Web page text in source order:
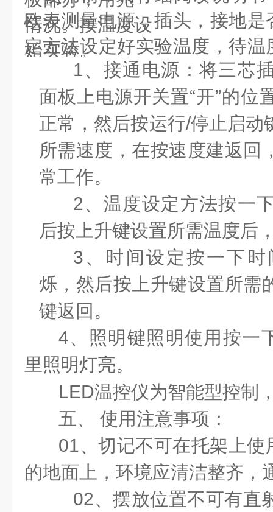
欧表测量电源，插头，接地
情况。按温度设
定方法设定好实验温度，待
始实验。
1、 接通电源：将三芯
面板上电源开关置“开”的位
正常，然后按运行/停止启动
所需速度，在按速度建返回
常工作。
2、温度设定方法按一
后按上升键设置所需温度后
3 、时间设定按一下
烁，然后按上升键设置所需
键返回。
4、照明键照明使用按一
里照明灯亮。
LED温控仪为智能型控制
五、 使用注意事项：
01、切记不可在托架上使
的地面上，环境应清洁整齐，
02、摆放位置不可有直